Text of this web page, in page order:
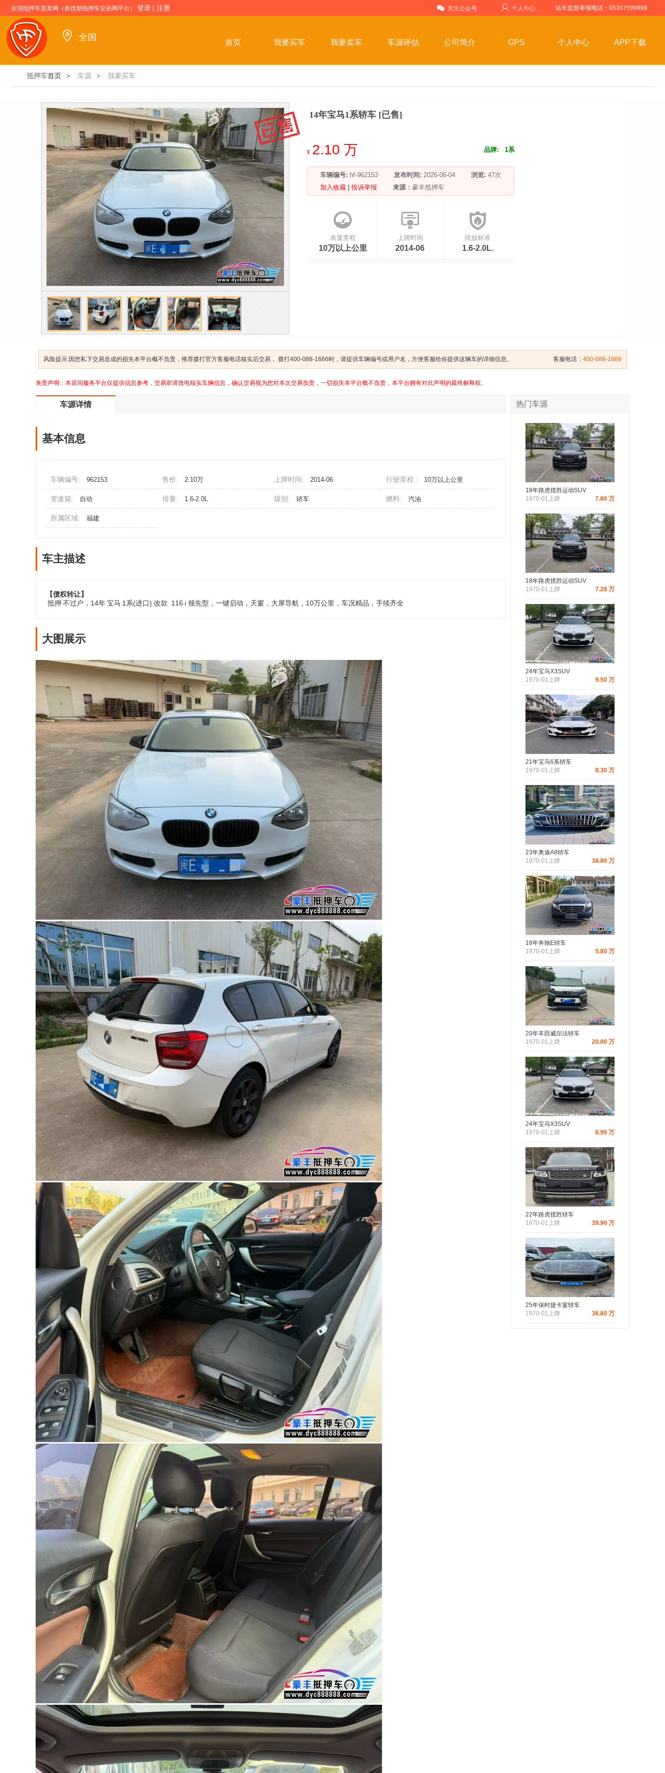
关注公众号 个人中心 站长监督举报电话：05357599999
全国抵押车直卖网（原优朋抵押车交易网平台） 登录 | 注册
全国
首页 我要买车 我要卖车 车源评估 公司简介 GPS 个人中心 APP下载
抵押车首页 > 车源 > 我要买车
14年宝马1系轿车 [已售]
¥ 2.10 万 品牌: 1系
车辆编号: hf-962153 发布时间: 2026-06-04 浏览: 47次
加入收藏
投诉举报 来源： 豪丰抵押车
表显里程
10万以上公里
上牌时间
2014-06
排放标准
1.6-2.0L.
客服电话： 400-088-1666
风险提示:因您私下交易造成的损失本平台概不负责，推荐拨打官方客服电话核实后交易， 拨打400-088-1666时，请提供车辆编号或用户名，方便客服给你提供这辆车的详细信息。
免责声明：本居间服务平台仅提供信息参考，交易前请致电核实车辆信息，确认交易视为您对本次交易负责，一切损失本平台概不负责，本平台拥有对此声明的最终解释权。
车源详情
基本信息
车辆编号: 962153 售价: 2.10万 上牌时间: 2014-06 行驶里程 : 10万以上公里
变速箱: 自动 排量: 1.6-2.0L 级别: 轿车 燃料: 汽油
所属区域: 福建
车主描述
【债权转让】
抵押 不过户，14年宝马 1系(进口) 改款 116 i 领先型，一键启动，天窗，大屏导航，10万公里，车况精品，手续齐全
大图展示
热门车源
18年路虎揽胜运动SUV
1970-01上牌
7.80 万
18年路虎揽胜运动SUV
1970-01上牌
7.28 万
24年宝马X3SUV
1970-01上牌
9.50 万
21年宝马6系轿车
1970-01上牌
8.30 万
23年奥迪A8轿车
1970-01上牌
38.80 万
18年奔驰E轿车
1970-01上牌
5.80 万
20年丰田威尔法轿车
1970-01上牌
20.00 万
24年宝马X3SUV
1970-01上牌
8.99 万
22年路虎揽胜轿车
1970-01上牌
39.90 万
25年保时捷卡宴轿车
1970-01上牌
36.80 万